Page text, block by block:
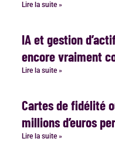
Lire la suite »
IA et gestion
encore vraiment
Lire la suite »
Cartes de fidélité
millions d’euros
Lire la suite »